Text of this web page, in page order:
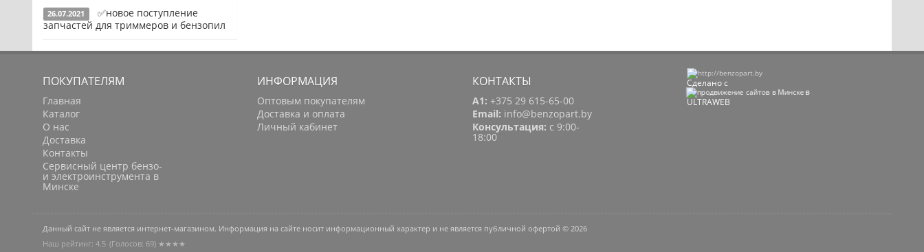
Подробнее
26.07.2021
✅новое поступление
запчастей для триммеров и бензопил
ПОКУПАТЕЛЯМ
Главная
Каталог
О нас
Доставка
Контакты
Сервисный центр бензо-
и электроинструмента в
Минске
ИНФОРМАЦИЯ
Оптовым покупателям
Доставка и оплата
Личный кабинет
КОНТАКТЫ
A1: +375 29 615-65-00
Email: info@benzopart.by
Консультация: с 9:00-
18:00
Сделано с
в
ULTRAWEB
Данный сайт не является интернет-магазином. Информация на сайте носит информационный характер и не является публичной офертой © 2026
Наш рейтинг: 4.5 (Голосов: 69) ★★★★